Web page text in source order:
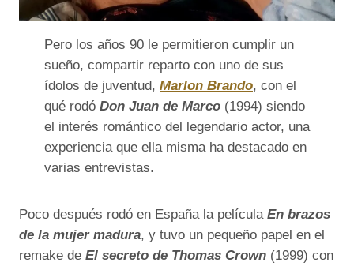
Pero los años 90 le permitieron cumplir un
sueño, compartir reparto con uno de sus
ídolos de juventud, Marlon Brando, con el
qué rodó Don Juan de Marco (1994) siendo
el interés romántico del legendario actor, una
experiencia que ella misma ha destacado en
varias entrevistas.
Poco después rodó en España la película En brazos
de la mujer madura, y tuvo un pequeño papel en el
remake de El secreto de Thomas Crown (1999) con